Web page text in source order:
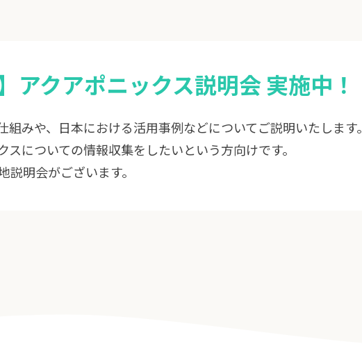
アクアポニックス説明会 実施中！
組みや、日本における活用事例などについてご説明いたします。
スについての情報収集をしたいという方向けです。
説明会がございます。